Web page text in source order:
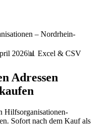
– Nordrhein-
2026📊 Excel & CSV
Adressen
Hilfsorganisationen-
. Sofort nach dem Kauf als